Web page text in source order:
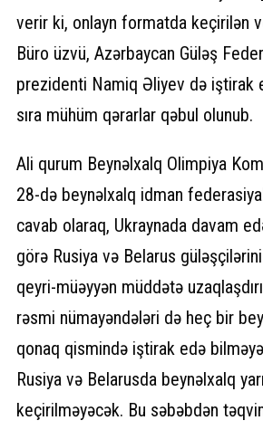
verir ki, onlayn formatda keçirilən
Büro üzvü, Azərbaycan Güləş
prezidenti Namiq Əliyev də iştirak
sıra mühüm qərarlar qəbul olunub.
Ali qurum Beynəlxalq Olimpiya
28-də beynəlxalq idman
cavab olaraq, Ukraynada davam
görə Rusiya və Belarus
qeyri-müəyyən müddətə
rəsmi nümayəndələri də heç bir
qonaq qismində iştirak edə
Rusiya və Belarusda beynəlxalq
keçirilməyəcək. Bu səbəbdən